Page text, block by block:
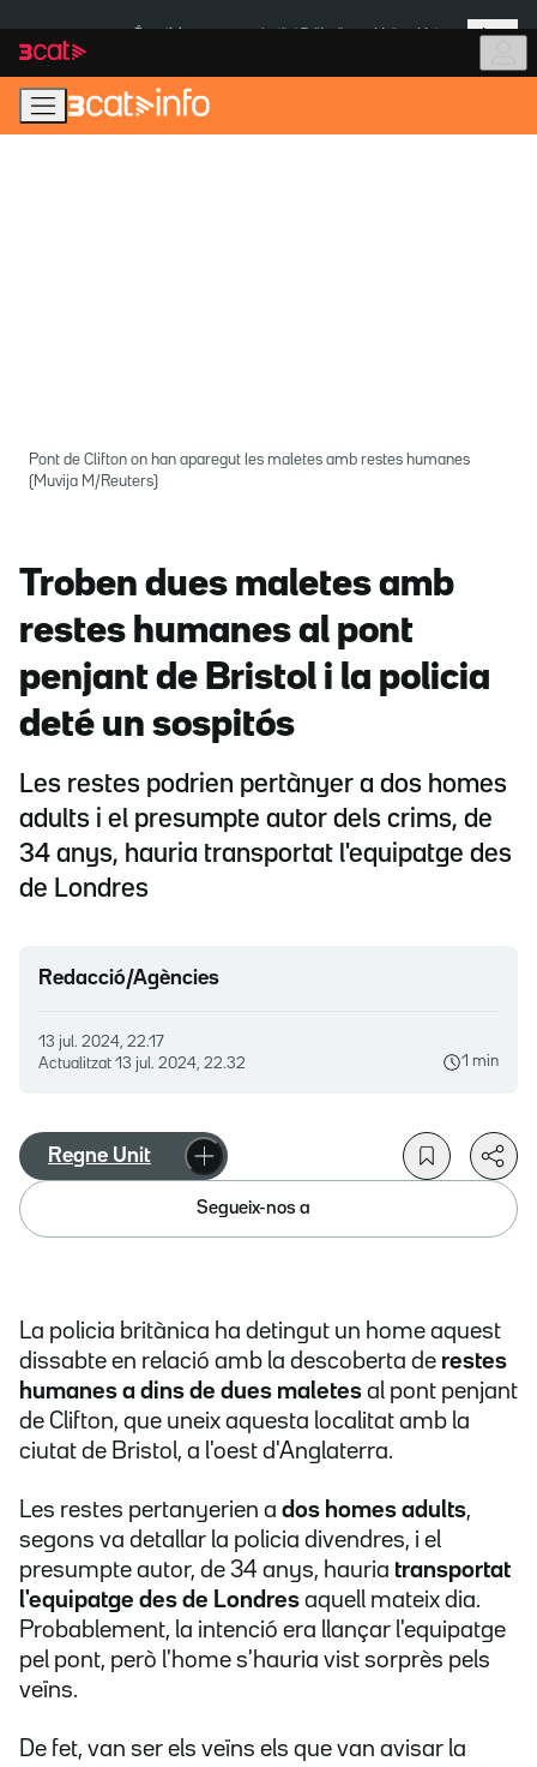
navegació
principal
contingut
Més
Pont de Clifton on han aparegut les maletes amb restes humanes
(Muvija M/Reuters)
Troben dues maletes amb
restes humanes al pont
penjant de Bristol i la policia
deté un sospitós
Les restes podrien pertànyer a dos homes
adults i el presumpte autor dels crims, de
34 anys, hauria transportat l'equipatge des
de Londres
Redacció/Agències
13 jul. 2024, 22.17
Actualitzat 13 jul. 2024, 22.32 1 min
Regne Unit
Segueix-nos a
La policia britànica ha detingut un home aquest
dissabte en relació amb la descoberta de restes
humanes a dins de dues maletes al pont penjant
de Clifton, que uneix aquesta localitat amb la
ciutat de Bristol, a l'oest d'Anglaterra.
Les restes pertanyerien a dos homes adults,
segons va detallar la policia divendres, i el
presumpte autor, de 34 anys, hauria transportat
l'equipatge des de Londres aquell mateix dia.
Probablement, la intenció era llançar l'equipatge
pel pont, però l'home s'hauria vist sorprès pels
veïns.
De fet, van ser els veïns els que van avisar la